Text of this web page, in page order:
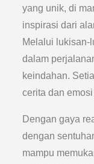
yang unik, di
inspirasi dari
Melalui lukisan-
dalam
keindahan.
cerita dan
Dengan gaya
dengan
mampu